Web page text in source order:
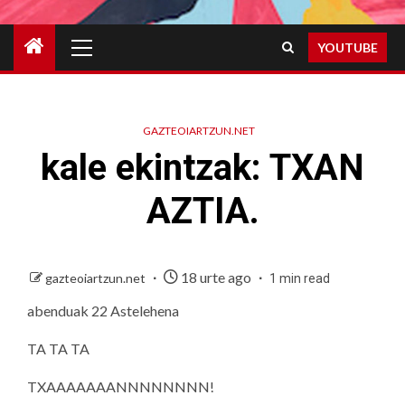
Menu
YOUTUBE
GAZTEOIARTZUN.NET
kale ekintzak: TXAN
AZTIA.
gazteoiartzun.net 18 urte ago 1 min read
abenduak 22 Astelehena
TA TA TA
TXAAAAAAANNNNNNNN!